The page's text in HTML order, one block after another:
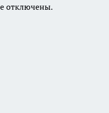
отключены.